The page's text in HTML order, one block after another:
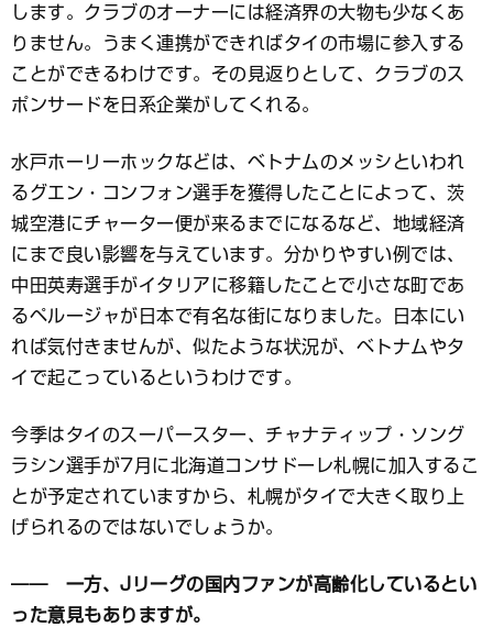
します。クラブのオーナーには経済界の大物も少なくあ
りません。うまく連携ができればタイの市場に参入する
ことができるわけです。その見返りとして、クラブのス
ポンサードを日系企業がしてくれる。
水戸ホーリーホックなどは、ベトナムのメッシといわれ
るグエン・コンフォン選手を獲得したことによって、茨
城空港にチャーター便が来るまでになるなど、地域経済
にまで良い影響を与えています。分かりやすい例では、
中田英寿選手がイタリアに移籍したことで小さな町であ
るペルージャが日本で有名な街になりました。日本にい
れば気付きませんが、似たような状況が、ベトナムやタ
イで起こっているというわけです。
今季はタイのスーパースター、チャナティップ・ソング
ラシン選手が7月に北海道コンサドーレ札幌に加入するこ
とが予定されていますから、札幌がタイで大きく取り上
げられるのではないでしょうか。
―― 一方、Jリーグの国内ファンが高齢化しているとい
った意見もありますが。